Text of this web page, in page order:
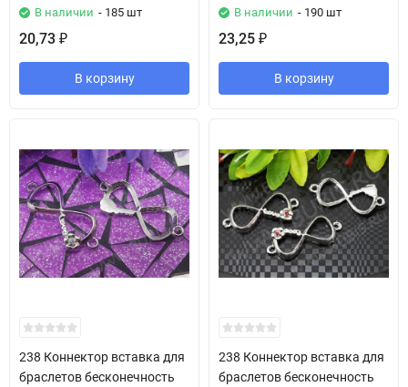
В наличии - 185 шт
20,73 ₽
В корзину
В наличии - 190 шт
23,25 ₽
В корзину
238 Коннектор вставка для
браслетов бесконечность
238 Коннектор вставка для
браслетов бесконечность